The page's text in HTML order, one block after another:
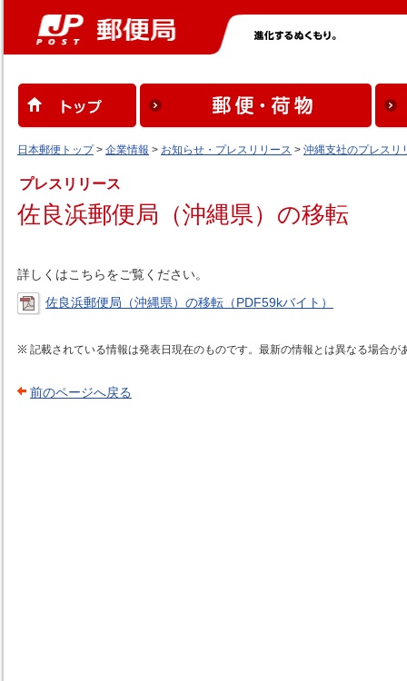
日本郵便トップ> 企業情報 > お知らせ・プレスリリース > 沖縄支社のプレスリ
プレスリリース
佐良浜郵便局（沖縄県）の移転
詳しくはこちらをご覧ください。
佐良浜郵便局（沖縄県）の移転（PDF59kバイト）
記載されている情報は発表日現在のものです。最新の情報とは異なる場合が
前のページへ戻る